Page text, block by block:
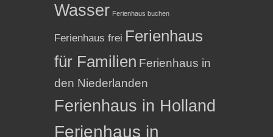
Wasser Ferienhaus buchen
Ferienhaus frei Ferienhaus
für Familien Ferienhaus in
den Niederlanden
Ferienhaus in Holland
Ferienhaus in